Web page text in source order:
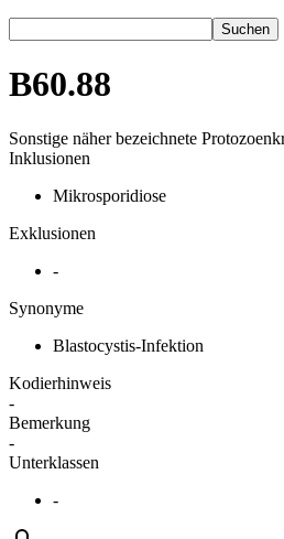
Suchen
B60.88
Sonstige näher bezeichnete
Inklusionen
Mikrosporidiose
Exklusionen
-
Synonyme
Blastocystis-Infektion
Kodierhinweis
-
Bemerkung
-
Unterklassen
-